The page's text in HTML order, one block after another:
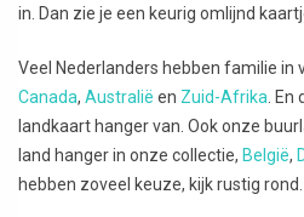
in. Dan zie je een keurig omlijnd
Veel Nederlanders hebben familie in
Canada, Australië en Zuid-Afrika .
landkaart hanger van. Ook onze
land hanger in onze collectie, België,
hebben zoveel keuze, kijk rustig rond.